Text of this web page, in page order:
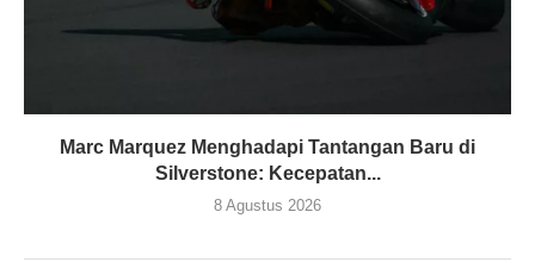
Marc Marquez Menghadapi Tantangan Baru di
Silverstone: Kecepatan...
8 Agustus 2026